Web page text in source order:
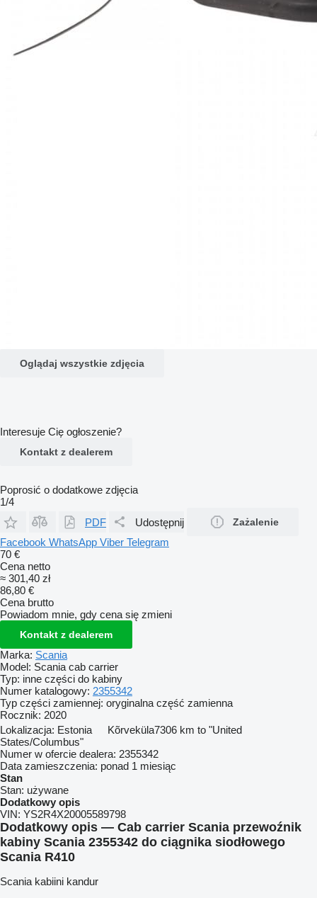
Oglądaj wszystkie zdjęcia
Interesuje Cię ogłoszenie?
Kontakt z dealerem
Poprosić o dodatkowe zdjęcia
1/4
PDF
Udostępnij Zażalenie
Facebook WhatsApp Viber Telegram
70 €
Cena netto
≈ 301,40 zł
86,80 €
Cena brutto
Powiadom mnie, gdy cena się zmieni
Kontakt z dealerem
Marka: Scania
Model: Scania cab carrier
Typ: inne części do kabiny
Numer katalogowy: 2355342
Typ części zamiennej: oryginalna część zamienna
Rocznik: 2020
Lokalizacja: Estonia Kõrveküla7306 km to "United
States/Columbus"
Numer w ofercie dealera: 2355342
Data zamieszczenia: ponad 1 miesiąc
Stan
Stan: używane
Dodatkowy opis
VIN: YS2R4X20005589798
Dodatkowy opis — Cab carrier Scania przewoźnik
kabiny Scania 2355342 do ciągnika siodłowego
Scania R410
Scania kabiini kandur